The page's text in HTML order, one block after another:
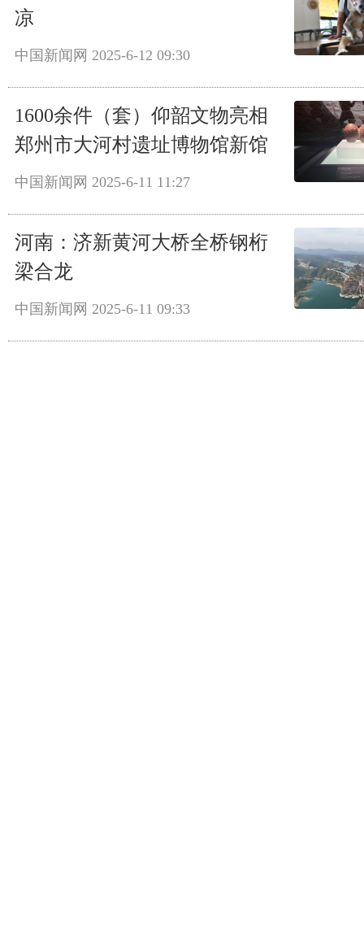
凉
中国新闻网 2025-6-12 09:30
1600余件（套）仰韶文物亮相
郑州市大河村遗址博物馆新馆
中国新闻网 2025-6-11 11:27
河南：济新黄河大桥全桥钢桁
梁合龙
中国新闻网 2025-6-11 09:33